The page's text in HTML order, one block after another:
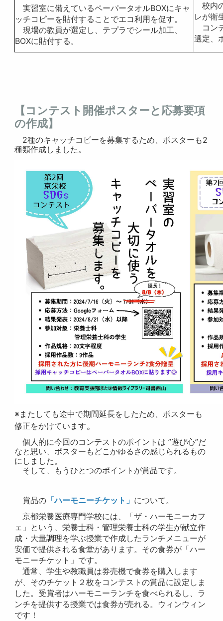
実習室に備えているペーパータオルBOXにキャ
ッチコピーを貼付することでエコ利用を促す。
現場の教員が選定し、テプラでシール加工、
BOXに貼付する。
校内
レが衛
コン
選定、
【コンテスト開催ポスターと応募要項
の作成】
2種のキャッチコピーを募集するため、ポスターも2
種類作成しました。
※またしても途中で期間延長をしたため、ポスターも
修正をかけています。
個人的に今回のコンテストのポイントは ”遊び心”だ
なと思い、ポスターもどこかゆるさの感じられるもの
にしました。
そして、もうひとつのポイントが賞品です。
賞品の 「ハーモニーチケット」 について。
京都栄養医療専門学校には、「ザ・ハーモニーカフ
ェ」という、栄養士科・管理栄養士科の学生が献立作
成・大量調理を学ぶ授業で作成したランチメニューが
安価で提供される食堂があります。その食券が「ハー
モニーチケット」です。
通常、学生や教職員は券売機で食券を購入します
が、そのチケット２枚をコンテストの賞品に設定しま
した。受賞者はハーモニーランチを食べられるし、ラ
ンチを提供する授業では食券が売れる。ウィンウィン
です！